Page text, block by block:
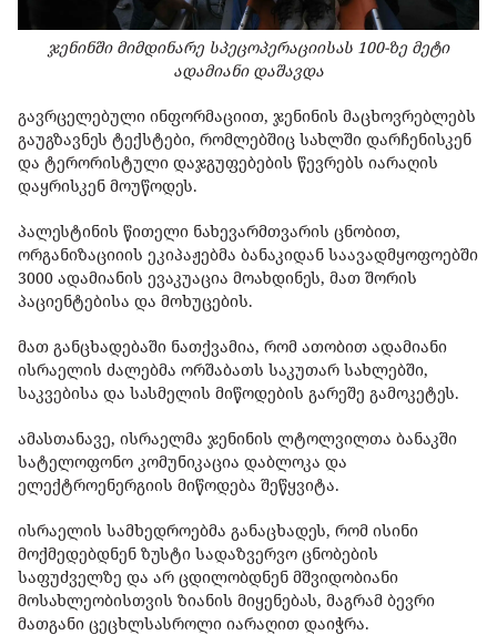
ჯენინში მიმდინარე სპეცოპერაციისას 100-ზე მეტი
ადამიანი დაშავდა
გავრცელებული ინფორმაციით, ჯენინის მაცხოვრებლებს
გაუგზავნეს ტექსტები, რომლებშიც სახლში დარჩენისკენ
და ტერორისტული დაჯგუფებების წევრებს იარაღის
დაყრისკენ მოუწოდეს.
პალესტინის წითელი ნახევარმთვარის ცნობით,
ორგანიზაციიის ეკიპაჟებმა ბანაკიდან საავადმყოფოებში
3000 ადამიანის ევაკუაცია მოახდინეს, მათ შორის
პაციენტებისა და მოხუცების.
მათ განცხადებაში ნათქვამია, რომ ათობით ადამიანი
ისრაელის ძალებმა ორშაბათს საკუთარ სახლებში,
საკვებისა და სასმელის მიწოდების გარეშე გამოკეტეს.
ამასთანავე, ისრაელმა ჯენინის ლტოლვილთა ბანაკში
სატელოფონო კომუნიკაცია დაბლოკა და
ელექტროენერგიის მიწოდება შეწყვიტა.
ისრაელის სამხედროებმა განაცხადეს, რომ ისინი
მოქმედებდნენ ზუსტი სადაზვერვო ცნობების
საფუძველზე და არ ცდილობდნენ მშვიდობიანი
მოსახლეობისთვის ზიანის მიყენებას, მაგრამ ბევრი
მათგანი ცეცხლსასროლი იარაღით დაიჭრა.